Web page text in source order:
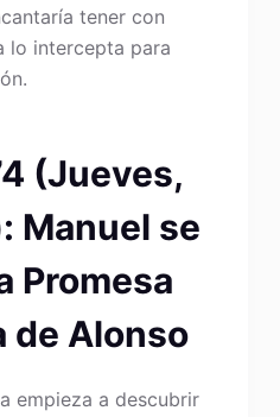
tener con
lo intercepta para
(Jueves,
Manuel se
Promesa
de Alonso
empieza a descubrir